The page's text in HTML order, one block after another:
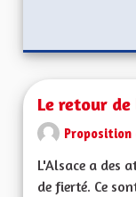
Le retour
Proposition
L'Alsace a des
de fierté. Ce